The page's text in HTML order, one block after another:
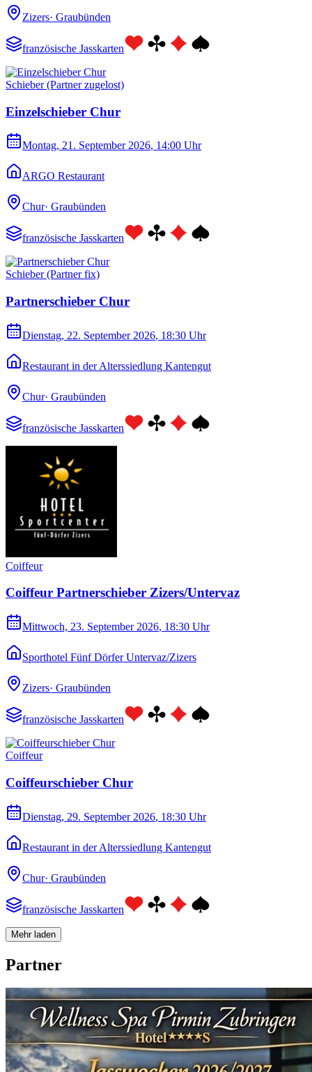
Zizers· Graubünden
französische Jasskarten
Schieber (Partner zugelost)
Einzelschieber Chur
Montag, 21. September 2026, 14:00 Uhr
ARGO Restaurant
Chur· Graubünden
französische Jasskarten
Schieber (Partner fix)
Partnerschieber Chur
Dienstag, 22. September 2026, 18:30 Uhr
Restaurant in der Alterssiedlung Kantengut
Chur· Graubünden
französische Jasskarten
Coiffeur
Coiffeur Partnerschieber Zizers/Untervaz
Mittwoch, 23. September 2026, 18:30 Uhr
Sporthotel Fünf Dörfer Untervaz/Zizers
Zizers· Graubünden
französische Jasskarten
Coiffeur
Coiffeurschieber Chur
Dienstag, 29. September 2026, 18:30 Uhr
Restaurant in der Alterssiedlung Kantengut
Chur· Graubünden
französische Jasskarten
Mehr laden
Partner